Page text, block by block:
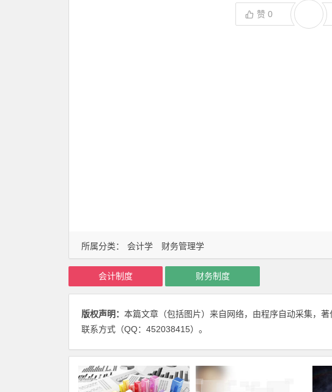
赞 0
所属分类： 会计学 财务管理学
会计制度 财务制度
版权声明： 本篇文章（包括图片）来自网络，由程序自动采集，
联系方式（QQ：452038415）。